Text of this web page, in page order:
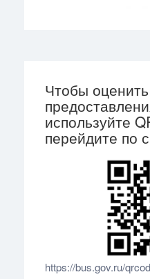
Чтобы
используйте
перейдите по
https://bus.gov.ru/